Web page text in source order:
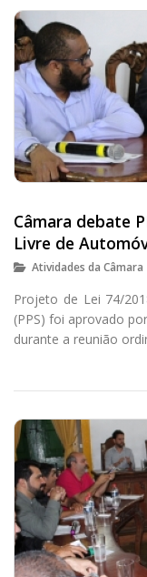
Câmara debate
Livre de
Atividades da Câmara
Projeto de Lei 74/
(PPS) foi aprovado
durante a reunião